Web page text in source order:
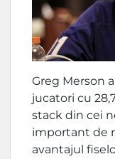
Greg Merson
jucatori cu
stack din cei
important de
avantajul